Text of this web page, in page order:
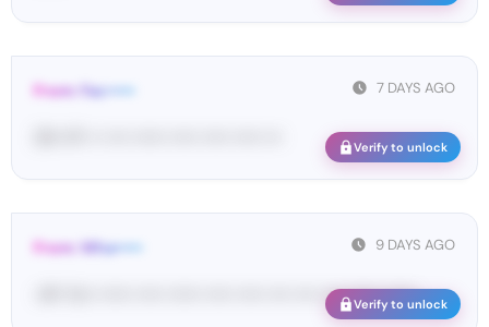
7 DAYS AGO
From: Fac•••••
Verify to unlock
9 DAYS AGO
From: Wha•••••
<#• Yo•• •••••• ••••• •••••• ••••• ••••• •••• •••• •••• •••••• ••••••
Verify to unlock